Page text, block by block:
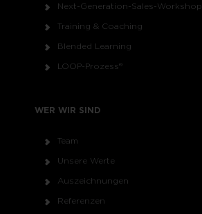
Next-Generation-Sales-Workshop
Training & Coaching
Blended Learning
LOOP-Prozess®
WER WIR SIND
Team
Unsere Werte
Auszeichnungen
Referenzen